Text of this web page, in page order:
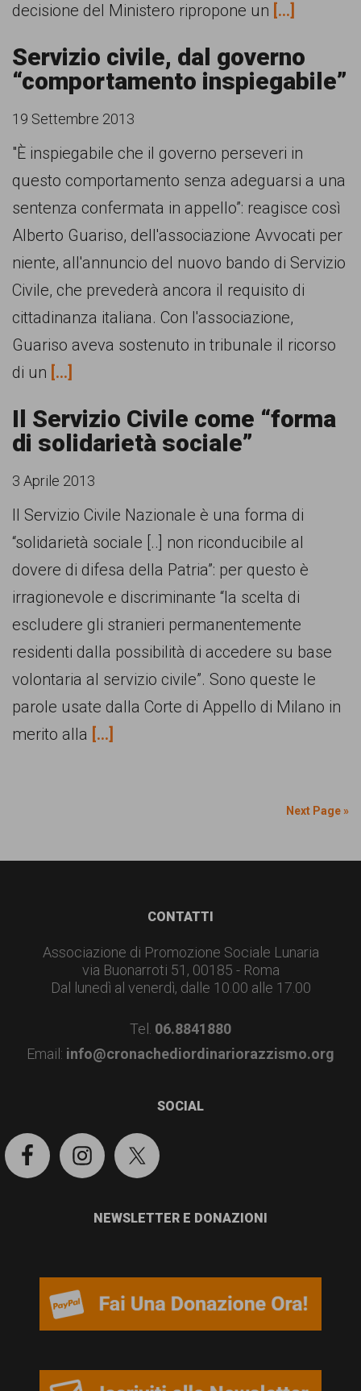
decisione del Ministero ripropone un [...]
Servizio civile, dal governo
“comportamento inspiegabile”
19 Settembre 2013
"È inspiegabile che il governo perseveri in
questo comportamento senza adeguarsi a una
sentenza confermata in appello”: reagisce così
Alberto Guariso, dell'associazione Avvocati per
niente, all'annuncio del nuovo bando di Servizio
Civile, che prevederà ancora il requisito di
cittadinanza italiana. Con l'associazione,
Guariso aveva sostenuto in tribunale il ricorso
di un [...]
Il Servizio Civile come “forma
di solidarietà sociale”
3 Aprile 2013
Il Servizio Civile Nazionale è una forma di
“solidarietà sociale [..] non riconducibile al
dovere di difesa della Patria”: per questo è
irragionevole e discriminante “la scelta di
escludere gli stranieri permanentemente
residenti dalla possibilità di accedere su base
volontaria al servizio civile”. Sono queste le
parole usate dalla Corte di Appello di Milano in
merito alla [...]
Next Page »
CONTATTI
Associazione di Promozione Sociale Lunaria
via Buonarroti 51, 00185 - Roma
Dal lunedì al venerdì, dalle 10.00 alle 17.00
Tel. 06.8841880
Email: info@cronachediordinariorazzismo.org
SOCIAL
NEWSLETTER E DONAZIONI